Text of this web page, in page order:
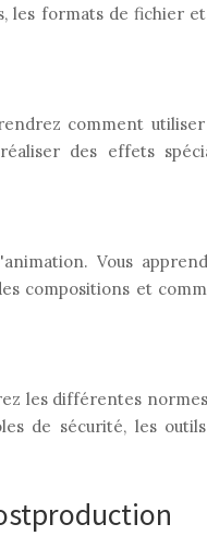
les formats de fichier
comment
des effets
Vous
compositions et
les différentes
de sécurité, les